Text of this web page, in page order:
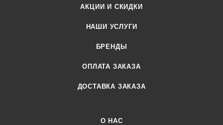
АКЦИИ И СКИДКИ
НАШИ УСЛУГИ
БРЕНДЫ
ОПЛАТА ЗАКАЗА
ДОСТАВКА ЗАКАЗА
О НАС